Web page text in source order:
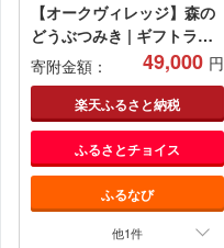
【オークヴィレッジ】森の
どうぶつみき | ギフトラッ
ピング対応 つみき 積木 積
み木 どうぶつ 国産材 木製
木のおもちゃ おもちゃ 玩具
クリスマス 無塗装 ベビー
赤ちゃん 出産祝い 誕生日
プレゼント ベビートイ
寄附金額： 49,000 円
楽天ふるさと納税
ふるさとチョイス
ふるなび
他1件